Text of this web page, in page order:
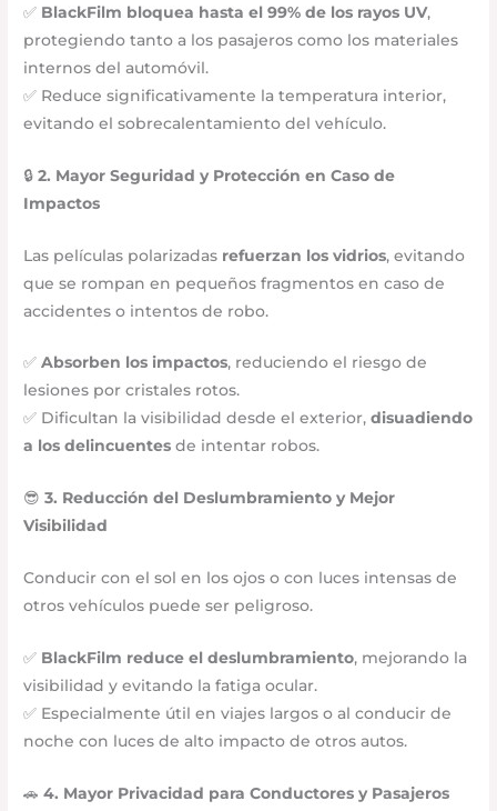
✅ BlackFilm bloquea hasta el 99% de los rayos UV,
protegiendo tanto a los pasajeros como los materiales
internos del automóvil.
✅ Reduce significativamente la temperatura interior,
evitando el sobrecalentamiento del vehículo.
🔒2. Mayor Seguridad y Protección en Caso de
Impactos
Las películas polarizadas refuerzan los vidrios, evitando
que se rompan en pequeños fragmentos en caso de
accidentes o intentos de robo.
✅Absorben los impactos, reduciendo el riesgo de
lesiones por cristales rotos.
✅ Dificultan la visibilidad desde el exterior,disuadiendo
a los delincuentes de intentar robos.
😎3. Reducción del Deslumbramiento y Mejor
Visibilidad
Conducir con el sol en los ojos o con luces intensas de
otros vehículos puede ser peligroso.
✅ BlackFilm reduce el deslumbramiento, mejorando la
visibilidad y evitando la fatiga ocular.
✅ Especialmente útil en viajes largos o al conducir de
noche con luces de alto impacto de otros autos.
🚗4. Mayor Privacidad para Conductores y Pasajeros